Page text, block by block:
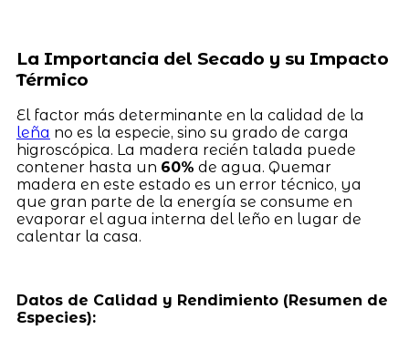
La Importancia del Secado y su Impacto
Térmico
El factor más determinante en la calidad de la
leña no es la especie, sino su grado de carga
higroscópica. La madera recién talada puede
contener hasta un 60% de agua. Quemar
madera en este estado es un error técnico, ya
que gran parte de la energía se consume en
evaporar el agua interna del leño en lugar de
calentar la casa.
Datos de Calidad y Rendimiento (Resumen de
Especies):